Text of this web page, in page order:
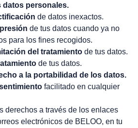
datos personales.
de datos inexactos.
de tus datos cuando ya no
para los fines recogidos.
del tratamiento de tus datos.
de tus datos.
a la portabilidad de los datos.
facilitado en cualquier
derechos a través de los enlaces
electrónicos de BELOO, en tu